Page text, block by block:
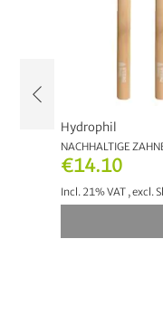
€14.10
Incl. 21% VAT ,excl.
Hydrophil
NACHHALTIGE